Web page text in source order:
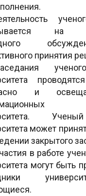
на
принятия
и
может
закрытого
в работе
могут быть